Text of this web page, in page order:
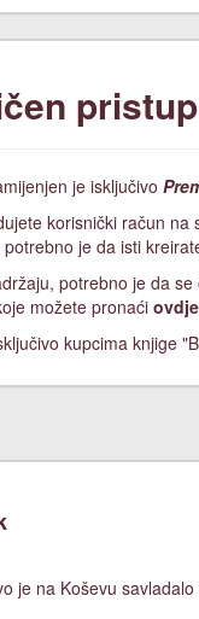
pristup
je isključivo
korisnički račun na
je da isti
potrebno je da
možete pronaći ovdje
kupcima knjige
je na Koševu